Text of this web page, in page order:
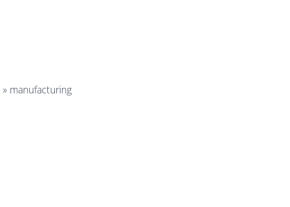
» manufacturing